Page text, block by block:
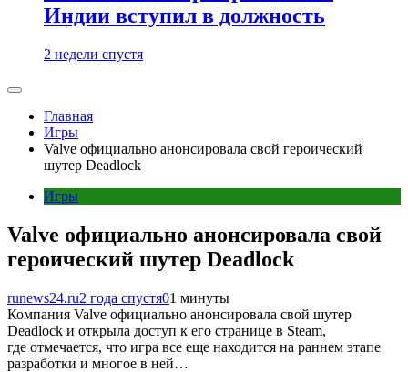
Индии вступил в должность
2 недели спустя
Главная
Игры
Valve официально анонсировала свой героический
шутер Deadlock
Игры
Valve официально анонсировала свой
героический шутер Deadlock
runews24.ru2 года спустя01 минуты
Компания Valve официально анонсировала свой шутер
Deadlock и открыла доступ к его странице в Steam,
где отмечается, что игра все еще находится на раннем этапе
разработки и многое в ней…